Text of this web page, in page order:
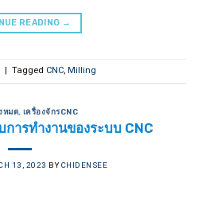
READING →
| Tagged CNC,Milling
หมด, เครื่องจักรCNC
ารทำงานของระบบ CNC
13, 2023 BYCHIDENSEE